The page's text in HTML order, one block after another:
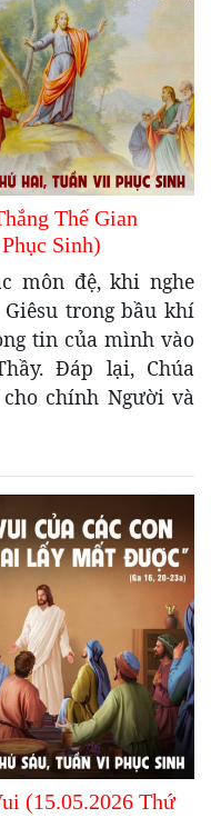
Thế Gian
Sinh)
môn đệ, khi nghe
trong bầu khí
tin của mình vào
Đáp lại, Chúa
chính Người và
(15.05.2026 Thứ